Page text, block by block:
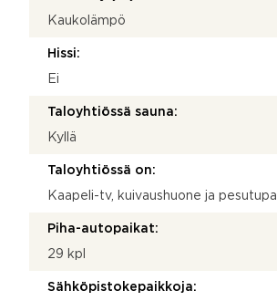
Kaukolämpö
Hissi:
Ei
Taloyhtiössä sauna:
Kyllä
Taloyhtiössä on:
Kaapeli-tv, kuivaushuone ja pesutupa
Piha-autopaikat:
29 kpl
Sähköpistokepaikkoja: